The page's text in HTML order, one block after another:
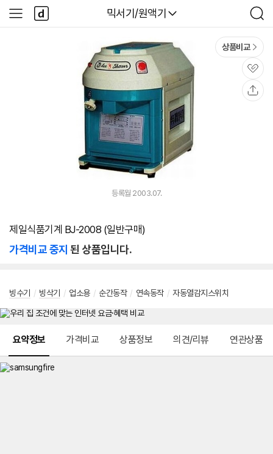
다나와
믹서기/원액기
검
색
사
이
다
나
와
상품비교
관
심
등록월 2003.07.
제일식품기계 BJ-2008 (일반구매)
가격비교 중지 된 상품입니다.
빙수기 / 빙삭기 / 업소용 / 순간동작 / 연속동작 / 자동열감지스위치
요약정보 가격비교 상품정보 의견/리뷰 연관상품